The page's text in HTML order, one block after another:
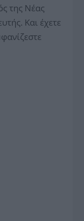
της Νέας
Και έχετε